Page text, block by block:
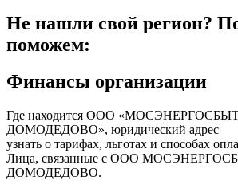
Не нашли свой регион?
поможем:
Финансы организации
Где находится ООО
ДОМОДЕДОВО», юридический адрес
узнать о тарифах, льготах и способах
Лица, связанные с ООО
ДОМОДЕДОВО.